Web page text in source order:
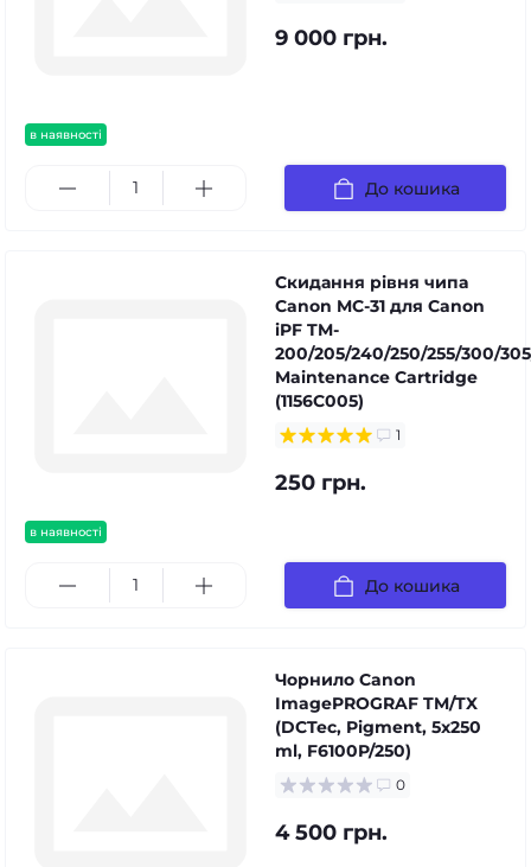
в наявності
9 000 грн.
До кошика
в наявності
Скидання рівня чипа
Canon MC-31 для Canon
iPF TM-
200/205/240/250/255/300/
Maintenance Cartridge
(1156C005)
1
250 грн.
До кошика
Чорнило Canon
ImagePROGRAF TM/TX
(DCTec, Pigment, 5x250
ml, F6100P/250)
0
4 500 грн.